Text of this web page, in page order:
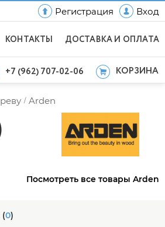
Регистрация Вход
КОНТАКТЫ ДОСТАВКА И ОПЛАТА
+7 (962) 707-02-06 КОРЗИНА
/ Arden
Посмотреть все товары Arden
(0)